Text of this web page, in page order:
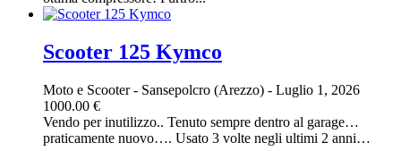
Scooter 125 Kymco
Moto e Scooter- Sansepolcro (Arezzo) - Luglio 1, 2026
1000.00 €
Vendo per inutilizzo.. Tenuto sempre dentro al garage…
praticamente nuovo…. Usato 3 volte negli ultimi 2 anni…